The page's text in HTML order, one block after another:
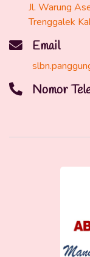
Jl. Warung
Trenggalek
Email
Nomor